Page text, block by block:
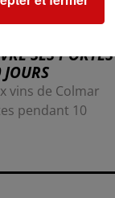
SES PORTES
vins de Colmar
pendant 10